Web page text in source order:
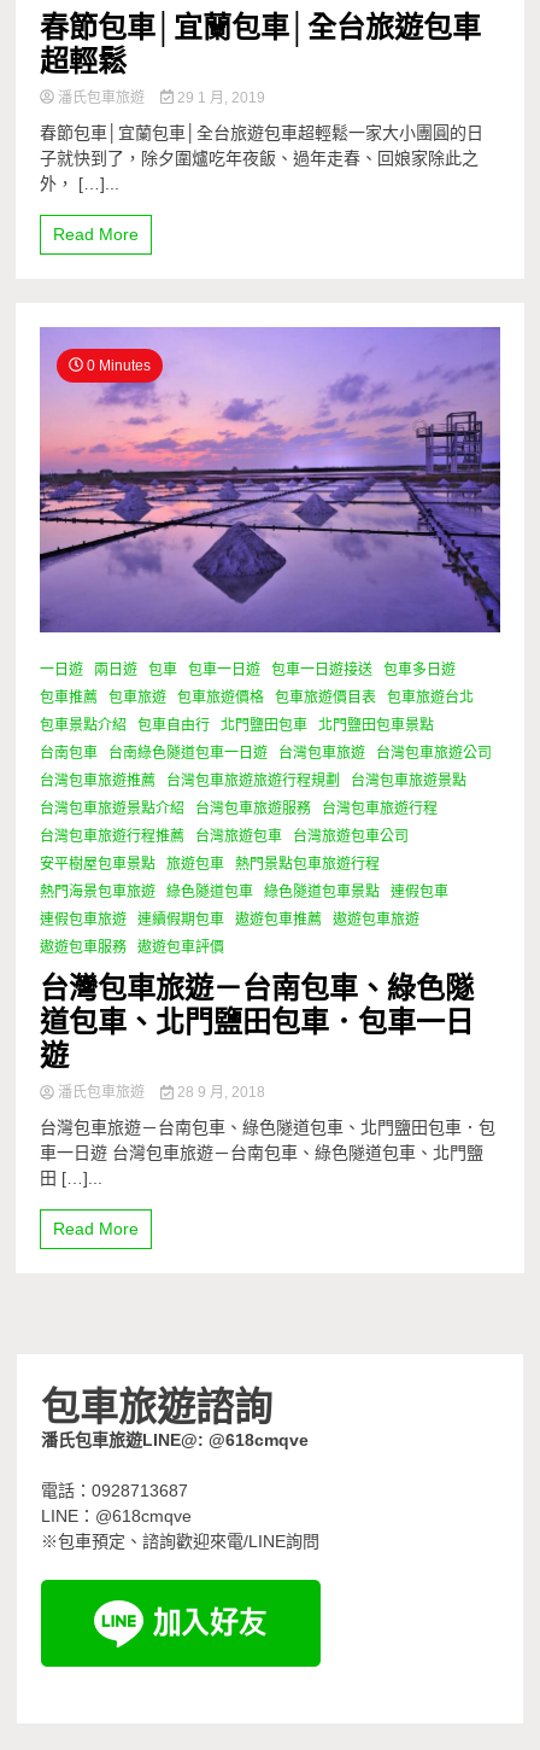
春節包車│宜蘭包車│全台旅遊包車
超輕鬆
潘氏包車旅遊 29 1 月, 2019
春節包車│宜蘭包車│全台旅遊包車超輕鬆一家大小團圓的日
子就快到了，除夕圍爐吃年夜飯、過年走春、回娘家除此之
外， […]...
Read More
0 Minutes
一日遊 兩日遊 包車 包車一日遊 包車一日遊接送
包車多日遊
包車推薦
包車旅遊 包車旅遊價格 包車旅遊價目表
包車旅遊台北
包車景點介紹
包車自由行 北門鹽田包車
北門鹽田包車景點
台南包車
台南綠色隧道包車一日遊 台灣包車旅遊
台灣包車旅遊公司
台灣包車旅遊推薦
台灣包車旅遊旅遊行程規劃
台灣包車旅遊景點
台灣包車旅遊景點介紹
台灣包車旅遊服務
台灣包車旅遊行程
台灣包車旅遊行程推薦
台灣旅遊包車
台灣旅遊包車公司
安平樹屋包車景點
旅遊包車
熱門景點包車旅遊行程
熱門海景包車旅遊
綠色隧道包車 綠色隧道包車景點
連假包車
連假包車旅遊
連續假期包車 遨遊包車推薦
遨遊包車旅遊
遨遊包車服務
遨遊包車評價
台灣包車旅遊－台南包車、綠色隧
道包車、北門鹽田包車．包車一日
遊
潘氏包車旅遊 28 9 月, 2018
台灣包車旅遊－台南包車、綠色隧道包車、北門鹽田包車．包
車一日遊 台灣包車旅遊－台南包車、綠色隧道包車、北門鹽
田 […]...
Read More
包車旅遊諮詢
潘氏包車旅遊LINE@: @618cmqve
電話：0928713687
LINE：@618cmqve
※包車預定、諮詢歡迎來電/LINE詢問